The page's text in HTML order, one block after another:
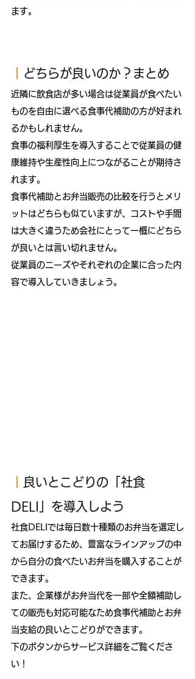
ます。
どちらが良いのか？まとめ
近隣に飲食店が多い場合は従業員が食べたい
ものを自由に選べる食事代補助の方が好まれ
るかもしれません。
食事の福利厚生を導入することで従業員の健
康維持や生産性向上につながることが期待さ
れます。
食事代補助とお弁当販売の比較を行うとメリ
ットはどちらも似ていますが、コストや手間
は大きく違うため会社にとって一概にどちら
が良いとは言い切れません。
従業員のニーズやそれぞれの企業に合った内
容で導入していきましょう。
良いとこどりの「社食
DELI」を導入しよう
社食DELIでは毎日数十種類のお弁当を選定し
てお届けするため、豊富なラインアップの中
から自分の食べたいお弁当を購入することが
できます。
また、企業様がお弁当代を一部や全額補助し
ての販売も対応可能なため食事代補助とお弁
当支給の良いとこどりができます。
下のボタンからサービス詳細をご覧くださ
い！